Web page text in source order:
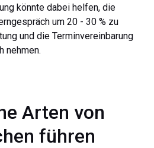
könnte dabei helfen, die
um 20 - 30 % zu
und die Terminvereinbarung
nehmen.
Arten von
führen